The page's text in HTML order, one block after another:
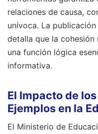
relaciones de causa,
unívoca. La
detalla que la cohesión
una función lógica
informativa.
El Impacto de
Ejemplos en la
El Ministerio de